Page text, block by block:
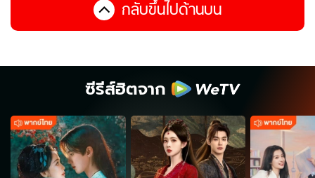
กลับขึ้นไปด้านบน
ซีรีส์ฮิตจาก